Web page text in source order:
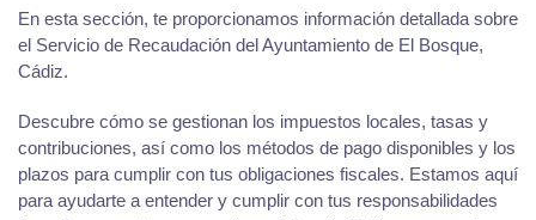
En esta sección, te proporcionamos información detallada sobre
el Servicio de Recaudación del Ayuntamiento de El Bosque,
Cádiz.
Descubre cómo se gestionan los impuestos locales, tasas y
contribuciones, así como los métodos de pago disponibles y los
plazos para cumplir con tus obligaciones fiscales. Estamos aquí
para ayudarte a entender y cumplir con tus responsabilidades